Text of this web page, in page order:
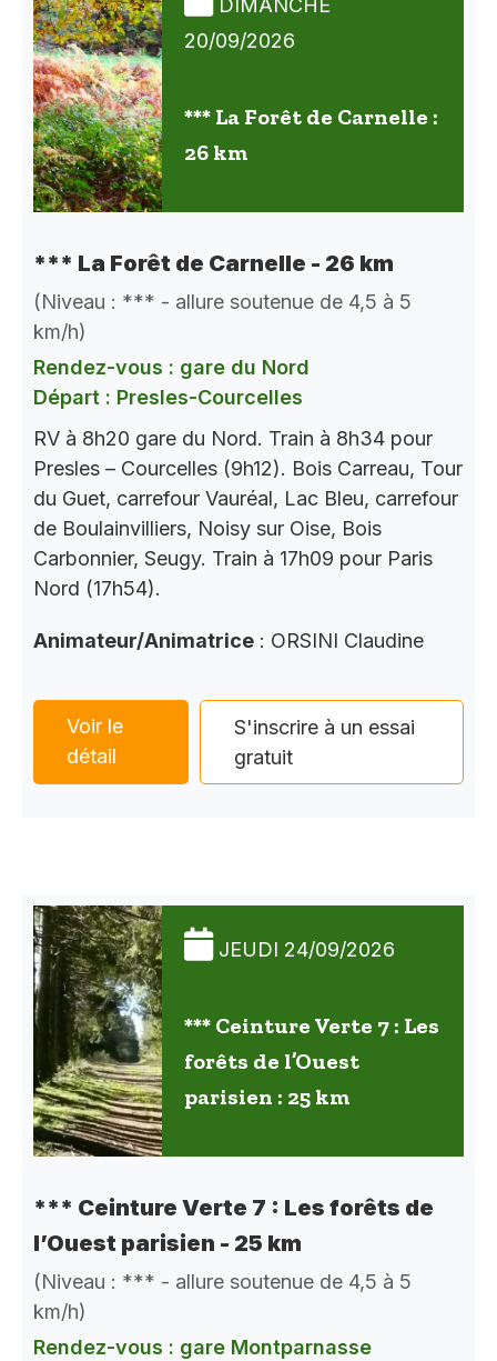
DIMANCHE
20/09/2026
*** La Forêt de Carnelle :
26 km
*** La Forêt de Carnelle - 26 km
(Niveau : *** - allure soutenue de 4,5 à 5
km/h)
Rendez-vous : gare du Nord
Départ : Presles-Courcelles
RV à 8h20 gare du Nord. Train à 8h34 pour
Presles – Courcelles (9h12). Bois Carreau, Tour
du Guet, carrefour Vauréal, Lac Bleu, carrefour
de Boulainvilliers, Noisy sur Oise, Bois
Carbonnier, Seugy. Train à 17h09 pour Paris
Nord (17h54).
Animateur/Animatrice : ORSINI Claudine
Voir le
détail
S'inscrire à un essai
gratuit
JEUDI 24/09/2026
*** Ceinture Verte 7 : Les
forêts de l’Ouest
parisien : 25 km
*** Ceinture Verte 7 : Les forêts de
l’Ouest parisien - 25 km
(Niveau : *** - allure soutenue de 4,5 à 5
km/h)
Rendez-vous : gare Montparnasse